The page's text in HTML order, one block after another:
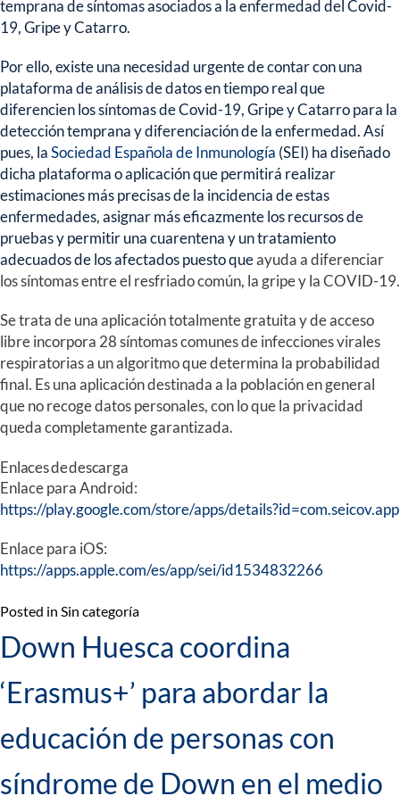
temprana de síntomas asociados a la enfermedad del Covid-
19, Gripe y Catarro.
Por ello, existe una necesidad urgente de contar con una
plataforma de análisis de datos en tiempo realque
diferencien lossíntomas de Covid-19, Gripe y Catarro para la
detección tempranay diferenciación de la enfermedad. Así
pues, laSociedad Española de Inmunología (SEI) ha diseñado
dicha plataforma o aplicación que permitirá realizar
estimaciones más precisas de la incidencia de estas
enfermedades, asignar más eficazmente los recursos de
pruebas y permitir una cuarentena y un tratamiento
adecuados de los afectados puesto queayuda a diferenciar
los síntomas entre el resfriado común, la gripe y la COVID-19.
Se trata de unaaplicación totalmente gratuita y de acceso
libreincorpora 28 síntomas comunes de infecciones virales
respiratorias a un algoritmo que determina la probabilidad
final. Es una aplicación destinada a la población en general
que no recoge datos personales, con lo que la privacidad
queda completamente garantizada.
Enlaces de descarga
Enlace para Android:
https://play.google.com/store/apps/details?id=com.seicov.app
Enlace para iOS:
https://apps.apple.com/es/app/sei/id1534832266
Posted in Sin categoría
Down Huesca coordina
‘Erasmus+’ para abordar la
educación de personas con
síndrome de Down en el medio